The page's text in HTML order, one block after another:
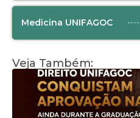
Medicina UNIFAGOC
Veja Também: